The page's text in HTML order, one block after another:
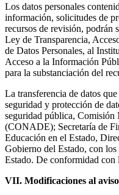
Los datos personales
información, solicitudes de
recursos de revisión, podrán
Ley de Transparencia,
de Datos Personales, al
Acceso a la Información
para la substanciación del
La transferencia de datos
seguridad y protección de
seguridad pública,
(CONADE); Secretaría de
Educación en el Estado,
Gobierno del Estado, con
Estado. De conformidad
VII. Modificaciones al